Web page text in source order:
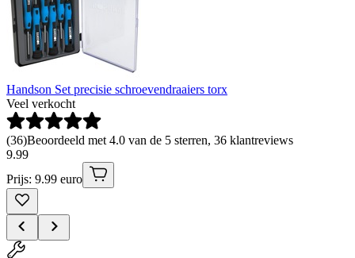
Handson Set precisie schroevendraaiers torx
Veel verkocht
(36)Beoordeeld met 4.0 van de 5 sterren, 36 klantreviews
9.99
Prijs: 9.99 euro